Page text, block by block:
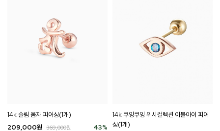
14k 슬림 옴자 피어싱(1개)
43%
209,000원 369,000원
14k 쿠잉쿠잉 위시컬렉션 이블아이 피어
싱(1개)